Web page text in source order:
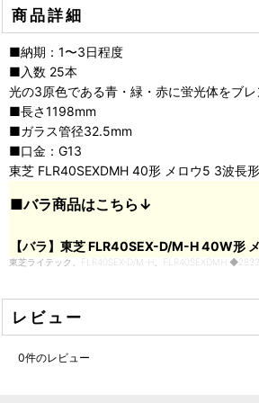
商品詳細
■納期：1〜3日程度
■入数 25本
光の3原色である青・緑・赤に蛍光体をブレ
■長さ1198mm
■ガラス管径32.5mm
■口金：G13
東芝 FLR40SEXDMH 40形 メロウ5 3波長
■バラ商品はこちら↓
【バラ】東芝 FLR40SEX-D/M-H 40W形
東芝ライテック、FLR40SEX-D/M-H、FLR40SEXDMH
レビュー
0件のレビュー